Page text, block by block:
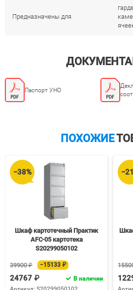
Предназначены для
Паспорт УНО
ПОХОЖИЕ
−38%
Шкаф картотечный Практик
AFC-05 картотека
S20299050102
39900 ₽ −15133 ₽
24767 ₽
В наличии